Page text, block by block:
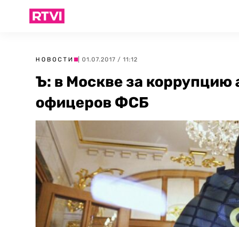
НОВОСТИ | 01.07.2017 / 11:12
Ъ: в Москве за коррупцию
офицеров ФСБ